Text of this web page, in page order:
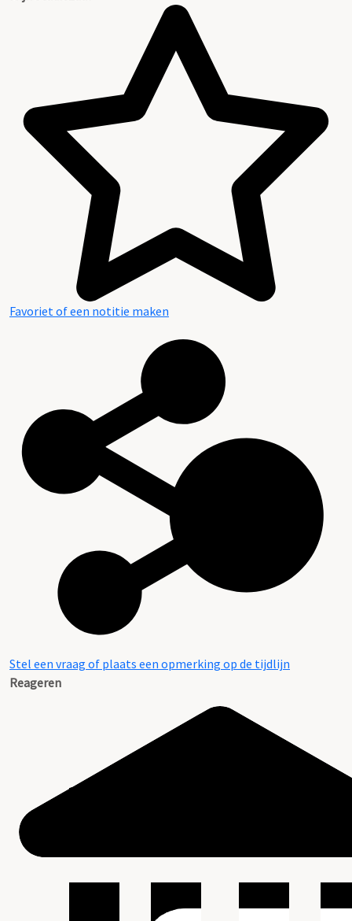
Favoriet of een notitie maken
Stel een vraag of plaats een opmerking op de tijdlijn
Reageren